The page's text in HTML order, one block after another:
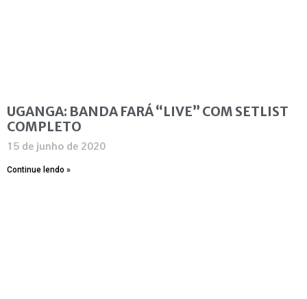
UGANGA: BANDA FARÁ “LIVE” COM SETLIST
COMPLETO
15 de junho de 2020
Continue lendo »